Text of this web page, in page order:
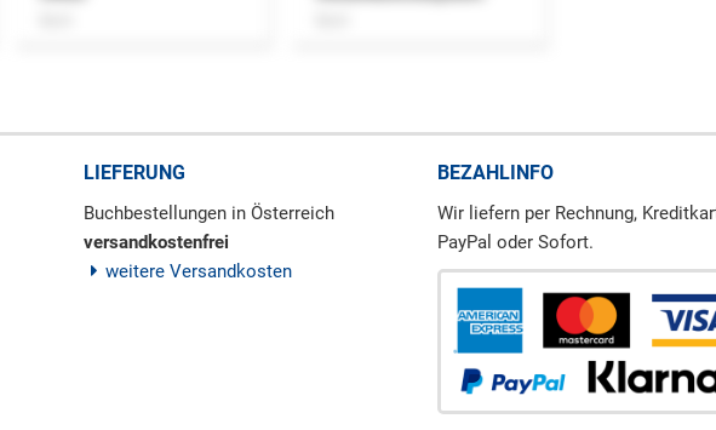
LIEFERUNG
Buchbestellungen in Österreich
versandkostenfrei
weitere Versandkosten
BEZAHLINFO
Wir liefern per Rechnung,
PayPal oder Sofort.